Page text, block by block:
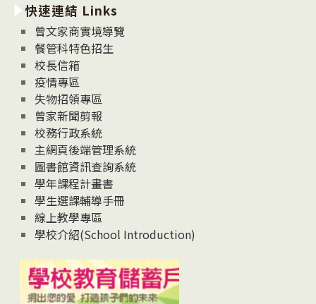
消
息
News
快速連結 Links
曾文家商實境導覽
餐管科特色招生
校長信箱
疫情專區
失物招領專區
曾家新聞剪報
校務行政系統
主網頁後端管理系統
圖書館資訊查詢系統
學年課程計畫書
學生選課輔導手冊
線上教學專區
學校介紹(School Introduction)